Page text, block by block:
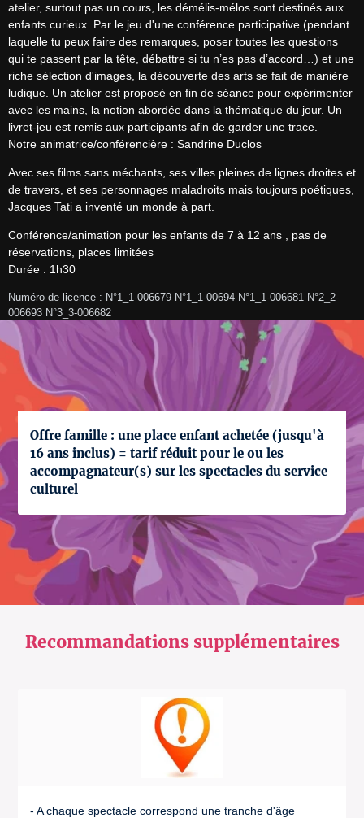
atelier, surtout pas un cours, les démélis-mélos sont destinés aux
enfants curieux. Par le jeu d'une conférence participative (pendant
laquelle tu peux faire des remarques, poser toutes les questions
qui te passent par la tête, débattre si tu n’es pas d’accord…) et une
riche sélection d'images, la découverte des arts se fait de manière
ludique. Un atelier est proposé en fin de séance pour expérimenter
avec les mains, la notion abordée dans la thématique du jour. Un
livret-jeu est remis aux participants afin de garder une trace.
Notre animatrice/conférencière : Sandrine Duclos
Avec ses films sans méchants, ses villes pleines de lignes droites et
de travers, et ses personnages maladroits mais toujours poétiques,
Jacques Tati a inventé un monde à part.
Conférence/animation pour les enfants de 7 à 12 ans , pas de
réservations, places limitées
Durée : 1h30
Numéro de licence : N°1_1-006679 N°1_1-00694 N°1_1-006681 N°2_2-
006693 N°3_3-006682
Offre famille : une place enfant achetée (jusqu'à
16 ans inclus) = tarif réduit pour le ou les
accompagnateur(s) sur les spectacles du service
culturel
Recommandations supplémentaires
- A chaque spectacle correspond une tranche d'âge